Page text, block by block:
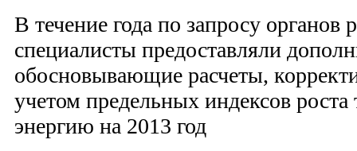
В течение года по запросу органов
специалисты предоставляли
обосновывающие расчеты,
учетом предельных индексов
энергию на 2013 год